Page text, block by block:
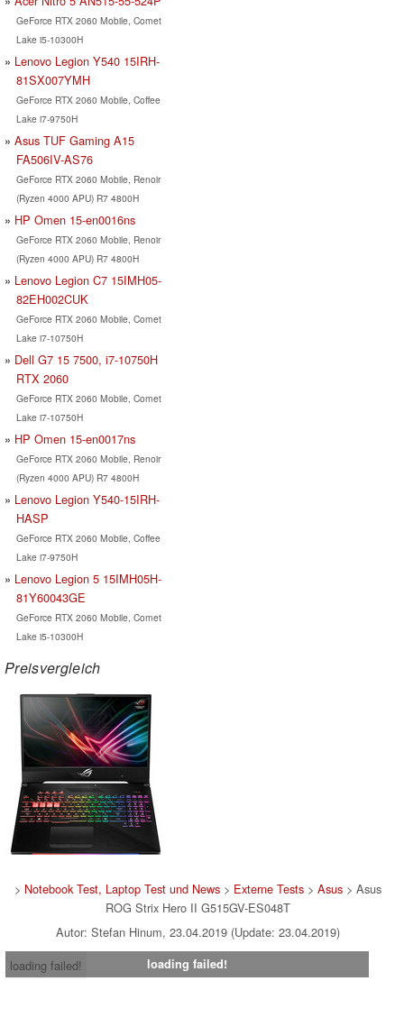
GeForce RTX 2060 Mobile, Comet
Lake i5-10300H
Lenovo Legion Y540 15IRH-
81SX007YMH
GeForce RTX 2060 Mobile, Coffee
Lake i7-9750H
Asus TUF Gaming A15
FA506IV-AS76
GeForce RTX 2060 Mobile, Renoir
(Ryzen 4000 APU) R7 4800H
HP Omen 15-en0016ns
GeForce RTX 2060 Mobile, Renoir
(Ryzen 4000 APU) R7 4800H
Lenovo Legion C7 15IMH05-
82EH002CUK
GeForce RTX 2060 Mobile, Comet
Lake i7-10750H
Dell G7 15 7500, i7-10750H
RTX 2060
GeForce RTX 2060 Mobile, Comet
Lake i7-10750H
HP Omen 15-en0017ns
GeForce RTX 2060 Mobile, Renoir
(Ryzen 4000 APU) R7 4800H
Lenovo Legion Y540-15IRH-
HASP
GeForce RTX 2060 Mobile, Coffee
Lake i7-9750H
Lenovo Legion 5 15IMH05H-
81Y60043GE
GeForce RTX 2060 Mobile, Comet
Lake i5-10300H
Preisvergleich
> Notebook Test, Laptop Test und News> Externe Tests> Asus> Asus
ROG Strix Hero II G515GV-ES048T
Autor: Stefan Hinum, 23.04.2019 (Update: 23.04.2019)
loading failed!
loading failed!